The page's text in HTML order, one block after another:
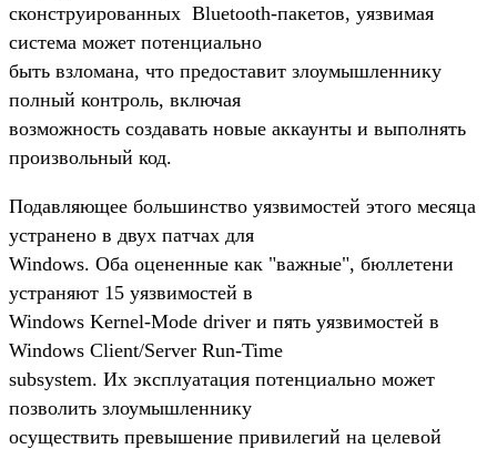
сконструированных Bluetooth-пакетов, уязвимая
система может потенциально
быть взломана, что предоставит злоумышленнику
полный контроль, включая
возможность создавать новые аккаунты и выполнять
произвольный код.
Подавляющее большинство уязвимостей этого месяца
устранено в двух патчах для
Windows. Оба оцененные как "важные", бюллетени
устраняют 15 уязвимостей в
Windows Kernel-Mode driver и пять уязвимостей в
Windows Client/Server Run-Time
subsystem. Их эксплуатация потенциально может
позволить злоумышленнику
осуществить превышение привилегий на целевой